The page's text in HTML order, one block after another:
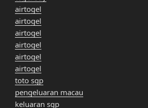
airtogel
airtogel
airtogel
airtogel
airtogel
airtogel
toto sgp
pengeluaran macau
keluaran sgp